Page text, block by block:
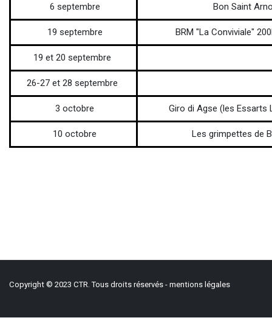
6 septembre Bon Saint
19 septembre BRM "La Conviviale"
19 et 20 septembre
26-27 et 28 septembre
3 octobre Giro di Agse (les Essarts
10 octobre Les grimpettes de
Copyright © 2023 CTR. Tous droits réservés - mentions légales